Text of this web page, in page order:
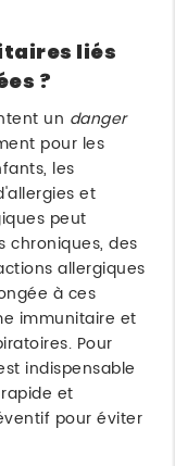
liés
?
un danger
pour les
les
et
peut
chroniques, des
allergiques
à ces
immunitaire et
Pour
indispensable
et
pour éviter